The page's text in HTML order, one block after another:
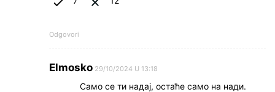
Odgovori
Elmosko 29/10/2024 U 13:18
Само се ти надај, остаће само на нади.